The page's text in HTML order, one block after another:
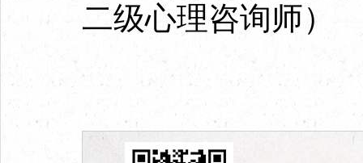
二级心理咨询师）